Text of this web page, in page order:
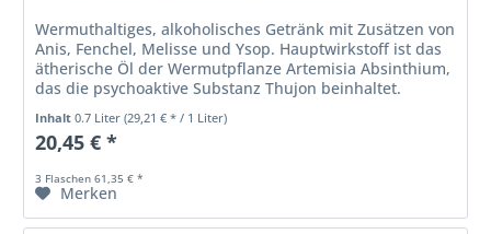
Wermuthaltiges, alkoholisches Getränk mit Zusätzen von
Anis, Fenchel, Melisse und Ysop. Hauptwirkstoff ist das
ätherische Öl der Wermutpflanze Artemisia Absinthium,
das die psychoaktive Substanz Thujon beinhaltet.
Inhalt0.7 Liter(29,21 € * / 1 Liter)
20,45 € *
3 Flaschen 61,35 € *
Merken